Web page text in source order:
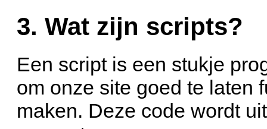
3. Wat zijn scripts?
Een script is een stukje
om onze site goed te laten
maken. Deze code wordt